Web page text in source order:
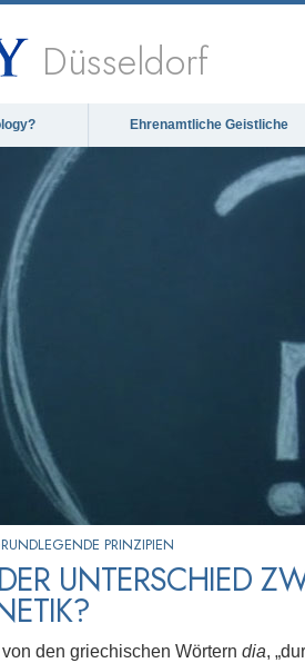
Düsseldorf
Ehrenamtliche Geistliche
PRINZIPIEN
UNTERSCHIED
den griechischen Wörtern dia,